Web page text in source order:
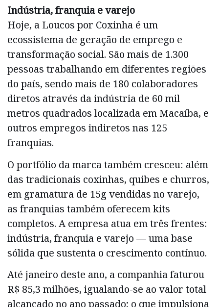
Indústria, franquia e varejo
Hoje, a Loucos por Coxinha é um
ecossistema de geração de emprego e
transformação social. São mais de 1.300
pessoas trabalhando em diferentes regiões
do país, sendo mais de 180 colaboradores
diretos através da indústria de 60 mil
metros quadrados localizada em Macaíba, e
outros empregos indiretos nas 125
franquias.
O portfólio da marca também cresceu: além
das tradicionais coxinhas, quibes e churros,
em gramatura de 15g vendidas no varejo,
as franquias também oferecem kits
completos. A empresa atua em três frentes:
indústria, franquia e varejo — uma base
sólida que sustenta o crescimento contínuo.
Até janeiro deste ano, a companhia faturou
R$ 85,3 milhões, igualando-se ao valor total
alcançado no ano passado; o que impulsiona